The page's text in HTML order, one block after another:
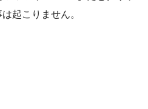
起こりません。